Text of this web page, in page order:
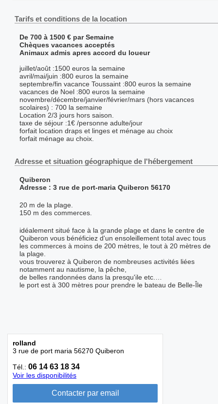
Tarifs et conditions de la location
De 700 à 1500 € par Semaine
Chèques vacances acceptés
Animaux admis apres accord du loueur
juillet/août :1500 euros la semaine
avril/mai/juin :800 euros la semaine
septembre/fin vacance Toussaint :800 euros la semaine
vacances de Noel :800 euros la semaine
novembre/décembre/janvier/février/mars (hors vacances
scolaires) : 700 la semaine
Location 2/3 jours hors saison.
taxe de séjour :1€ /personne adulte/jour
forfait location draps et linges et ménage au choix
forfait ménage au choix.
Adresse et situation géographique de l'hébergement
Quiberon
Adresse : 3 rue de port-maria Quiberon 56170
20 m de la plage.
150 m des commerces.
idéalement situé face à la grande plage et dans le centre de
Quiberon vous bénéficiez d'un ensoleillement total avec tous
les commerces à moins de 200 mètres, le tout à 20 mètres de
la plage.
vous trouverez à Quiberon de nombreuses activités liées
notamment au nautisme, la pêche,
de belles randonnées dans la presqu'ile etc.…
le port est à 300 mètres pour prendre le bateau de Belle-Île
rolland
3 rue de port maria 56270 Quiberon
Tél.: 06 14 63 18 34
Voir les disponibilités